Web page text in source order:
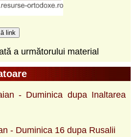
link
a următorului material
- Duminica dupa Inaltarea
- Duminica 16 dupa Rusalii